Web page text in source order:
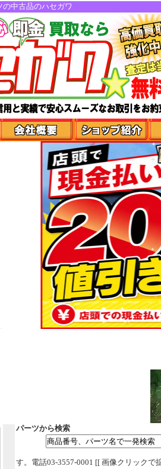
中古品のハセガワ
パーツから検索
す。電話03-3557-0001 [[ 画像クリックで